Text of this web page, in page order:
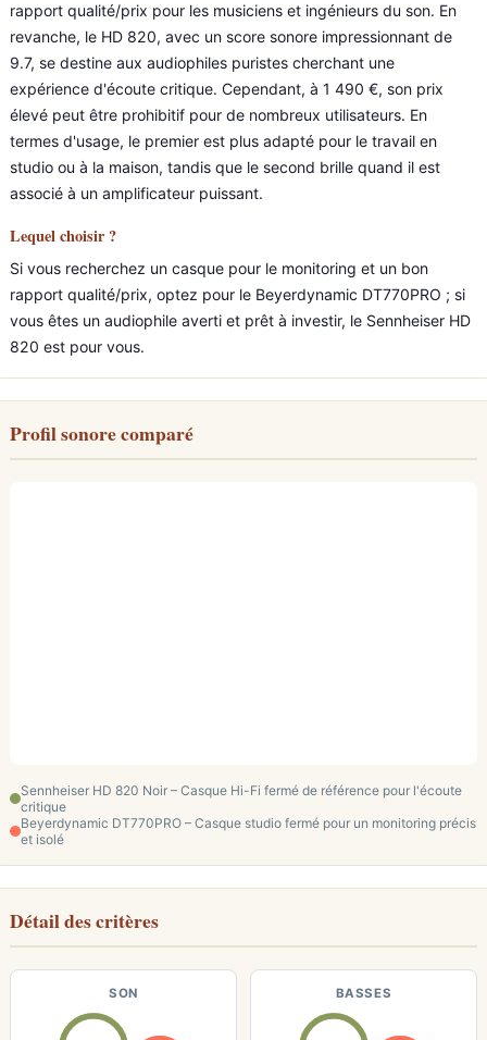
rapport qualité/prix pour les musiciens et ingénieurs du son. En
revanche, le HD 820, avec un score sonore impressionnant de
9.7, se destine aux audiophiles puristes cherchant une
expérience d'écoute critique. Cependant, à 1 490 €, son prix
élevé peut être prohibitif pour de nombreux utilisateurs. En
termes d'usage, le premier est plus adapté pour le travail en
studio ou à la maison, tandis que le second brille quand il est
associé à un amplificateur puissant.
Lequel choisir ?
Si vous recherchez un casque pour le monitoring et un bon
rapport qualité/prix, optez pour le Beyerdynamic DT770PRO ; si
vous êtes un audiophile averti et prêt à investir, le Sennheiser HD
820 est pour vous.
Profil sonore comparé
Sennheiser HD 820 Noir – Casque Hi-Fi fermé de référence pour l'écoute
critique
Beyerdynamic DT770PRO – Casque studio fermé pour un monitoring précis
et isolé
Détail des critères
SON BASSES